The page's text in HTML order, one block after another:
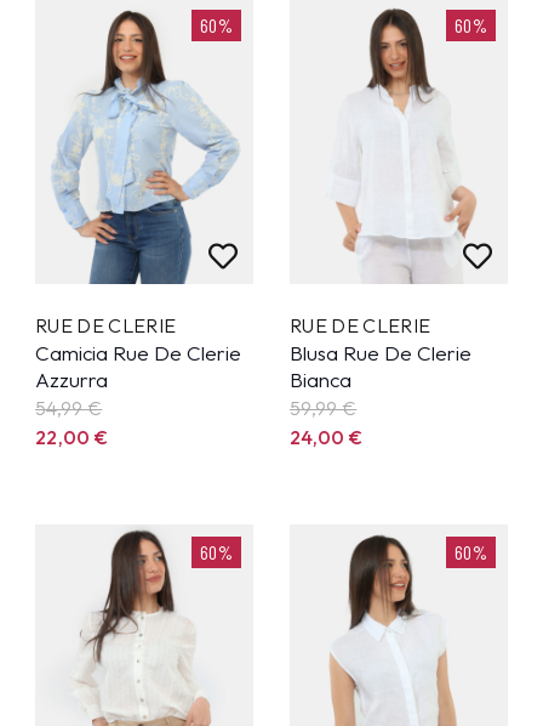
60%
RUE DE CLERIE
Camicia Rue De Clerie
Azzurra
54,99€
22,00€
60%
RUE DE CLERIE
Blusa Rue De Clerie
Bianca
59,99€
24,00€
60% 60%